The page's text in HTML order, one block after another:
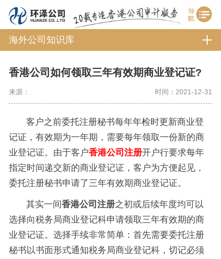
海外公司知识库
香港公司如何领取三年有效期商业登记证?
来源： 时间：2021-12-31
客户之前委托注册秘书每年年检时更新商业登
记证，有效期为一年期，需要每年领取一份新的商
业登记证。由于客户香港公司注册开户行要求每年
指定时间递交新的商业登记证，客户为方便起见，
委托注册秘书申请了三年有效期商业登记证。
其实一间香港公司注册之初或后续年度均可以
选择向税务局商业登记科申请领取三年有效期的商
业登记证。选择手续非常简单：首先需要委托注册
秘书以书面形式通知税务局商业登记科，切记必须